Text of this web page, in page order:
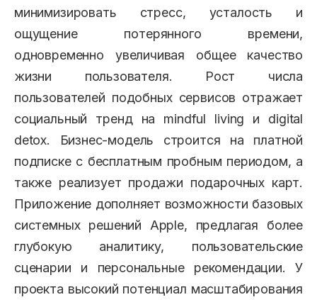
минимизировать стресс, усталость и
ощущение потерянного времени,
одновременно увеличивая общее качество
жизни пользователя. Рост числа
пользователей подобных сервисов отражает
социальный тренд на mindful living и digital
detox. Бизнес-модель строится на платной
подписке с бесплатным пробным периодом, а
также реализует продажи подарочных карт.
Приложение дополняет возможности базовых
системных решений Apple, предлагая более
глубокую аналитику, пользовательские
сценарии и персональные рекомендации. У
проекта высокий потенциал масштабирования